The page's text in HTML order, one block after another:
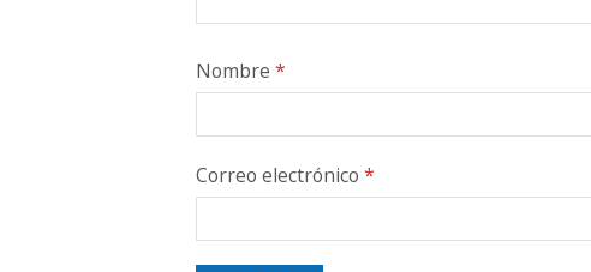
Nombre *
Correo electrónico *